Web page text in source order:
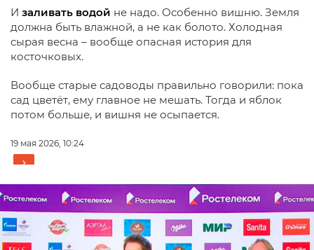
И заливать водой не надо. Особенно вишню. Земля
должна быть влажной, а не как болото. Холодная
сырая весна – вообще опасная история для
косточковых.
Вообще старые садоводы правильно говорили: пока
сад цветёт, ему главное не мешать. Тогда и яблок
потом больше, и вишня не осыпается.
19 мая 2026, 10:24